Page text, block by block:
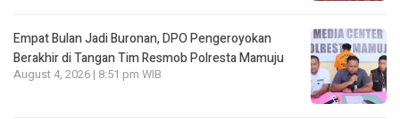
Empat Bulan Jadi Buronan, DPO Pengeroyokan
Berakhir di Tangan Tim Resmob Polresta Mamuju
August 4, 2026 | 8:51 pm WIB